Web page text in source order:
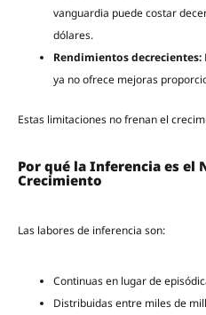
vanguardia puede costar
dólares.
Rendimientos decrecientes:
ya no ofrece mejoras
Estas limitaciones no frenan el
Por qué la Inferencia es el
Crecimiento
Las labores de inferencia son:
Continuas en lugar de
Distribuidas entre miles de